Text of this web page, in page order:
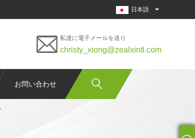
日本語
私達に電子メールを送り
christy_xiong@zealxintl.com
お問い合わせ